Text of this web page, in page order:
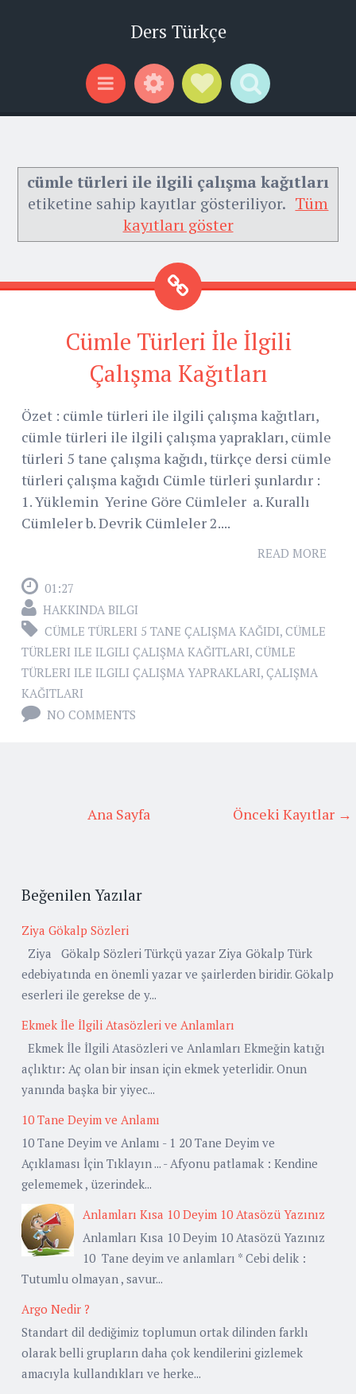
Ders Türkçe
Menu WidgetsSocial Links
Search
cümle türleri ile ilgili çalışma kağıtları
etiketine sahip kayıtlar gösteriliyor. Tüm
kayıtları göster
Cümle Türleri İle İlgili
Çalışma Kağıtları
Özet : cümle türleri ile ilgili çalışma kağıtları,
cümle türleri ile ilgili çalışma yaprakları, cümle
türleri 5 tane çalışma kağıdı, türkçe dersi cümle
türleri çalışma kağıdı Cümle türleri şunlardır :
1. Yüklemin Yerine Göre Cümleler a. Kurallı
Cümleler b. Devrik Cümleler 2....
READ MORE
01:27
HAKKINDA BILGI
CÜMLE TÜRLERI 5 TANE ÇALIŞMA KAĞIDI, CÜMLE
TÜRLERI ILE ILGILI ÇALIŞMA KAĞITLARI, CÜMLE
TÜRLERI ILE ILGILI ÇALIŞMA YAPRAKLARI, ÇALIŞMA
KAĞITLARI
NO COMMENTS
Önceki Kayıtlar →
Ana Sayfa
Beğenilen Yazılar
Ziya Gökalp Sözleri
Ziya Gökalp Sözleri Türkçü yazar Ziya Gökalp Türk
edebiyatında en önemli yazar ve şairlerden biridir. Gökalp
eserleri ile gerekse de y...
Ekmek İle İlgili Atasözleri ve Anlamları
Ekmek İle İlgili Atasözleri ve Anlamları Ekmeğin katığı
açlıktır: Aç olan bir insan için ekmek yeterlidir. Onun
yanında başka bir yiyec...
10 Tane Deyim ve Anlamı
10 Tane Deyim ve Anlamı - 1 20 Tane Deyim ve
Açıklaması İçin Tıklayın ... - Afyonu patlamak : Kendine
gelememek , üzerindek...
Anlamları Kısa 10 Deyim 10 Atasözü Yazınız
Anlamları Kısa 10 Deyim 10 Atasözü Yazınız
10 Tane deyim ve anlamları * Cebi delik :
Tutumlu olmayan , savur...
Argo Nedir ?
Standart dil dediğimiz toplumun ortak dilinden farklı
olarak belli grupların daha çok kendilerini gizlemek
amacıyla kullandıkları ve herke...